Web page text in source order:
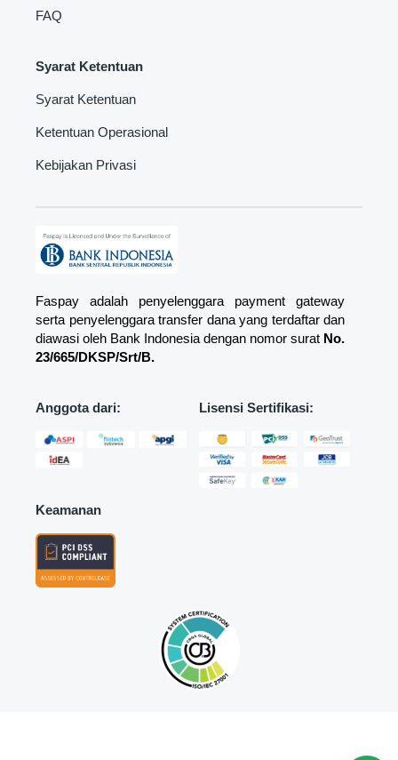
FAQ
Syarat Ketentuan
Syarat Ketentuan
Ketentuan Operasional
Kebijakan Privasi
Faspay adalah penyelenggara payment gateway
serta penyelenggara transfer dana yang terdaftar dan
diawasi oleh Bank Indonesia dengan nomor surat No.
23/665/DKSP/Srt/B.
Anggota dari: Lisensi Sertifikasi:
Keamanan